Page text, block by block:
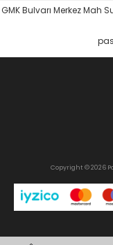
GMK Bulvarı Merkez Mah
Copyright © 2026